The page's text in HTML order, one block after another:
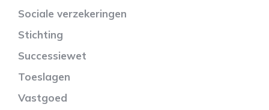
Sociale verzekeringen
Stichting
Successiewet
Toeslagen
Vastgoed